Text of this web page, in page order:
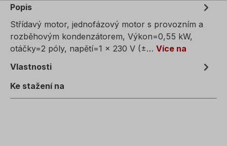
Popis
Střídavý motor, jednofázový motor s provozním a
rozběhovým kondenzátorem, Výkon=0,55 kW,
otáčky=2 póly, napětí=1 x 230 V (±… Více na
Vlastnosti
Ke stažení na